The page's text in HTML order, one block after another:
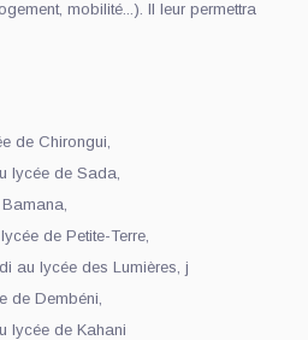
mobilité...). Il leur permettra
de Chirongui,
lycée de Sada,
de Petite-Terre,
au lycée des Lumières, j
de Dembéni,
lycée de Kahani